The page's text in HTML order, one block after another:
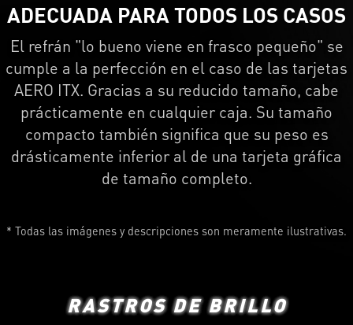
ADECUADA PARA TODOS LOS CASOS
El refrán "lo bueno viene en frasco pequeño" se
cumple a la perfección en el caso de las tarjetas
AERO ITX. Gracias a su reducido tamaño, cabe
prácticamente en cualquier caja. Su tamaño
compacto también significa que su peso es
drásticamente inferior al de una tarjeta gráfica
de tamaño completo.
* Todas las imágenes y descripciones son meramente ilustrativas.
RASTROS DE BRILLO